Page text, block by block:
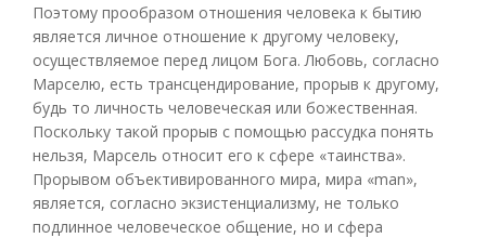
Поэтому прообразом отношения человека к бытию
является личное отношение к другому человеку,
осуществляемое перед лицом Бога. Любовь, согласно
Марселю, есть трансцендирование, прорыв к другому,
будь то личность человеческая или божественная.
Поскольку такой прорыв с помощью рассудка понять
нельзя, Марсель относит его к сфере «таинства».
Прорывом объективированного мира, мира «man»,
является, согласно экзистенциализму, не только
подлинное человеческое общение, но и сфера